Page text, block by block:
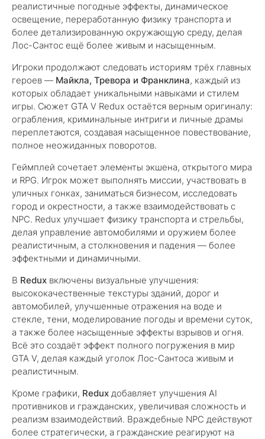
реалистичные погодные эффекты, динамическое
освещение, переработанную физику транспорта и
более детализированную окружающую среду, делая
Лос-Сантос ещё более живым и насыщенным.
Игроки продолжают следовать историям трёх главных
героев — Майкла, Тревора и Франклина, каждый из
которых обладает уникальными навыками и стилем
игры. Сюжет GTA V Redux остаётся верным оригиналу:
ограбления, криминальные интриги и личные драмы
переплетаются, создавая насыщенное повествование,
полное неожиданных поворотов.
Геймплей сочетает элементы экшена, открытого мира
и RPG. Игрок может выполнять миссии, участвовать в
уличных гонках, заниматься бизнесом, исследовать
город и окрестности, а также взаимодействовать с
NPC. Redux улучшает физику транспорта и стрельбы,
делая управление автомобилями и оружием более
реалистичным, а столкновения и падения — более
эффектными и динамичными.
В Redux включены визуальные улучшения:
высококачественные текстуры зданий, дорог и
автомобилей, улучшенные отражения на воде и
стекле, тени, моделирование погоды и времени суток,
а также более насыщенные эффекты взрывов и огня.
Всё это создаёт эффект полного погружения в мир
GTA V, делая каждый уголок Лос-Сантоса живым и
реалистичным.
Кроме графики, Redux добавляет улучшения AI
противников и гражданских, увеличивая сложность и
реализм взаимодействий. Враждебные NPC действуют
более стратегически, а гражданские реагируют на